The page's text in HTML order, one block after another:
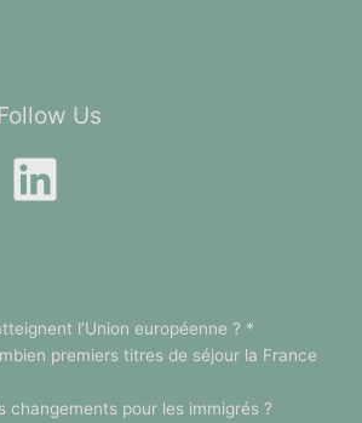
Us
l’Union européenne ? *
premiers titres de séjour la France
changements pour les immigrés ?